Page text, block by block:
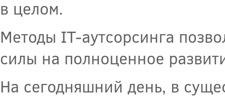
в целом.
Методы IT-аутсорсинга
силы на полноценное
На сегодняшний день, в